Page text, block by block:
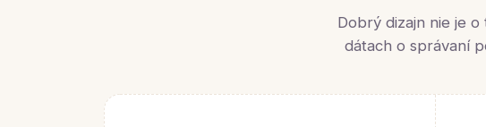
Dobrý dizajn nie je
dátach o správaní